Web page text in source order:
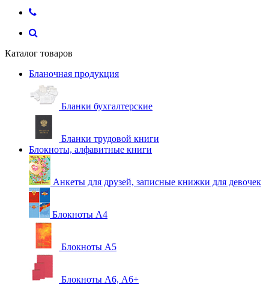
Каталог товаров
Бланочная продукция
Бланки бухгалтерские
Бланки трудовой книги
Блокноты, алфавитные книги
Анкеты для друзей, записные книжки для девочек
Блокноты А4
Блокноты А5
Блокноты А6, А6+